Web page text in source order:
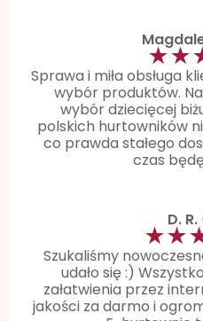
Sprawa i miła obsługa
wybór produktów.
wybór dziecięcej
polskich hurtowników
co prawda stałego
czas
D. R.
Szukaliśmy
udało się :)
załatwienia przez
jakości za darmo i